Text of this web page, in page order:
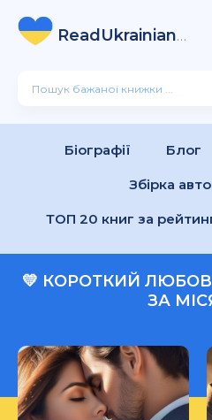
ReadUkrainian
Біографії Блог
Збірка
ТОП 20 книг за
💛 КОРОТКИЙ
ЗА